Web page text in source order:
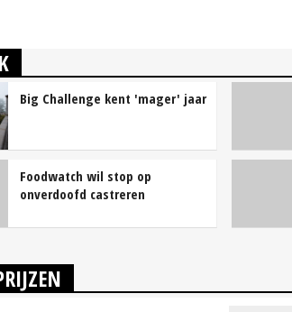
Big Challenge kent 'mager' jaar
Foodwatch wil stop op
onverdoofd castreren